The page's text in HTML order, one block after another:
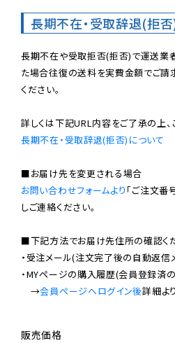
長期不在・受取辞退(拒
長期不在や受取拒否(拒否)で運送業
た場合往復の送料を実費金額でご請
ください。
長期不在・受取辞退(拒否)について
お問い合わせフォームより 「ご注文番
しご連絡ください。
■下記方法でお届け先住所の確認くだ
・受注メール(注文完了後の自動返信
・MYページの購入履歴(会員登録済
→会員ページへログイン後